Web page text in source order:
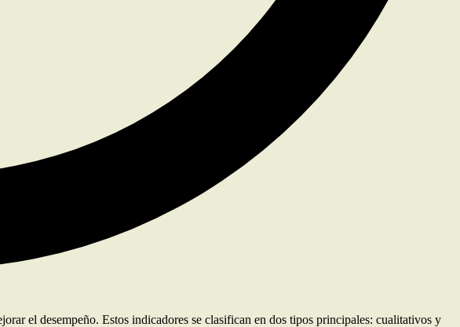
el desempeño. Estos indicadores se clasifican en dos tipos principales: cualitativos y